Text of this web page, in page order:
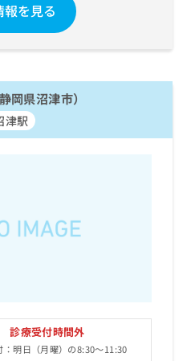
を見る
岡県沼津市）
津駅
診療受付時間外
：明日（月曜）の8:30～11:30